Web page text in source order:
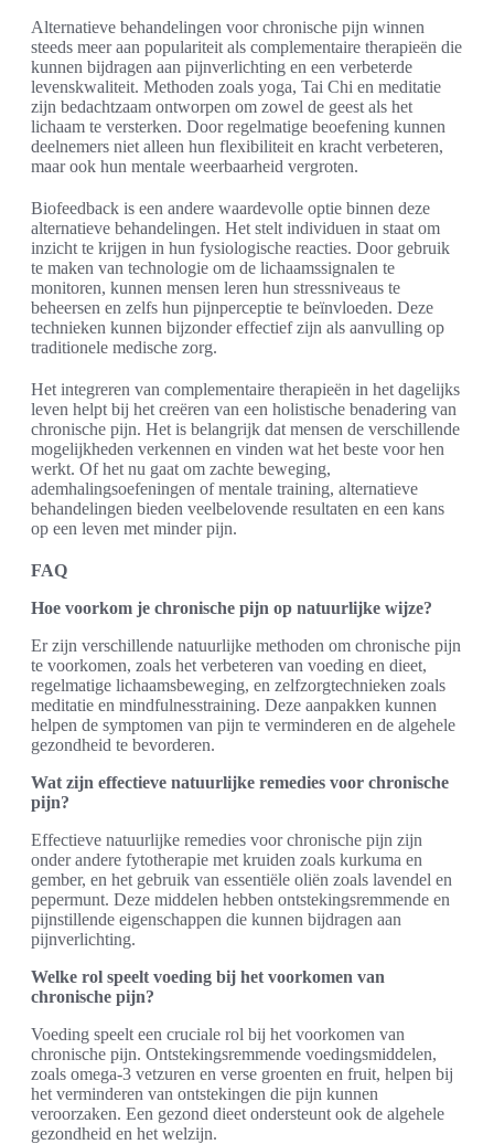
Alternatieve behandelingen voor chronische pijn winnen
steeds meer aan populariteit als complementaire therapieën die
kunnen bijdragen aan pijnverlichting en een verbeterde
levenskwaliteit. Methoden zoals yoga, Tai Chi en meditatie
zijn bedachtzaam ontworpen om zowel de geest als het
lichaam te versterken. Door regelmatige beoefening kunnen
deelnemers niet alleen hun flexibiliteit en kracht verbeteren,
maar ook hun mentale weerbaarheid vergroten.
Biofeedback is een andere waardevolle optie binnen deze
alternatieve behandelingen. Het stelt individuen in staat om
inzicht te krijgen in hun fysiologische reacties. Door gebruik
te maken van technologie om de lichaamssignalen te
monitoren, kunnen mensen leren hun stressniveaus te
beheersen en zelfs hun pijnperceptie te beïnvloeden. Deze
technieken kunnen bijzonder effectief zijn als aanvulling op
traditionele medische zorg.
Het integreren van complementaire therapieën in het dagelijks
leven helpt bij het creëren van een holistische benadering van
chronische pijn. Het is belangrijk dat mensen de verschillende
mogelijkheden verkennen en vinden wat het beste voor hen
werkt. Of het nu gaat om zachte beweging,
ademhalingsoefeningen of mentale training, alternatieve
behandelingen bieden veelbelovende resultaten en een kans
op een leven met minder pijn.
FAQ
Hoe voorkom je chronische pijn op natuurlijke wijze?
Er zijn verschillende natuurlijke methoden om chronische pijn
te voorkomen, zoals het verbeteren van voeding en dieet,
regelmatige lichaamsbeweging, en zelfzorgtechnieken zoals
meditatie en mindfulnesstraining. Deze aanpakken kunnen
helpen de symptomen van pijn te verminderen en de algehele
gezondheid te bevorderen.
Wat zijn effectieve natuurlijke remedies voor chronische
pijn?
Effectieve natuurlijke remedies voor chronische pijn zijn
onder andere fytotherapie met kruiden zoals kurkuma en
gember, en het gebruik van essentiële oliën zoals lavendel en
pepermunt. Deze middelen hebben ontstekingsremmende en
pijnstillende eigenschappen die kunnen bijdragen aan
pijnverlichting.
Welke rol speelt voeding bij het voorkomen van
chronische pijn?
Voeding speelt een cruciale rol bij het voorkomen van
chronische pijn. Ontstekingsremmende voedingsmiddelen,
zoals omega-3 vetzuren en verse groenten en fruit, helpen bij
het verminderen van ontstekingen die pijn kunnen
veroorzaken. Een gezond dieet ondersteunt ook de algehele
gezondheid en het welzijn.